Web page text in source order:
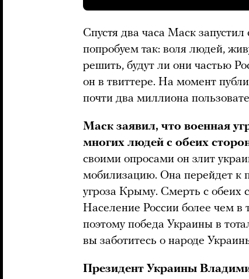
Спустя два часа Маск
попробуем так: воля людей,
решить, будут ли они частью
он в твиттере. На момент
почти два миллиона
Маск заявил, что военная
многих людей с обеих
своими опросами он злит
мобилизацию. Она перейдет к
угроза Крыму. Смерть с обеих
Население России более чем
поэтому победа Украины в
вы заботитесь о народе
Президент Украины